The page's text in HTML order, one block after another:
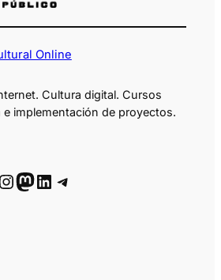
Online
Cultura digital. Cursos
implementación de proyectos.
InstagramMastodon LinkedIn Telegram